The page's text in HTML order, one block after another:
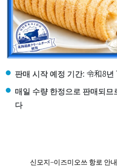
판매 시작 예정 기간: 令和8
매일 수량 한정으로 판매되
다
신모지–이즈미오쓰 항로 안내